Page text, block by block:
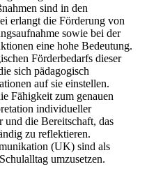
sind in den
erlangt die Förderung von
sowie bei der
eine hohe Bedeutung.
Förderbedarfs dieser
sich pädagogisch
auf sie einstellen.
Fähigkeit zum genauen
individueller
die Bereitschaft, das
zu reflektieren.
(UK) sind als
umzusetzen.